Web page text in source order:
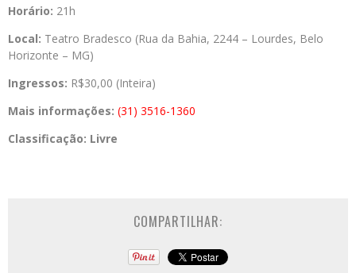
Horário: 21h
Local: Teatro Bradesco (Rua da Bahia, 2244 – Lourdes, Belo
Horizonte – MG)
Ingressos: R$30,00 (Inteira)
Mais informações: (31) 3516-1360
Classificação: Livre
COMPARTILHAR: